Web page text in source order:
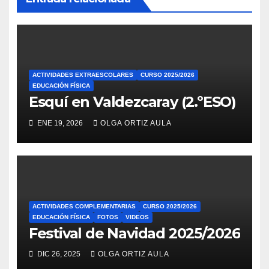
ACTIVIDADES EXTRAESCOLARES
CURSO 2025/2026
EDUCACIÓN FÍSICA
Esquí en Valdezcaray (2.ºESO)
ENE 19, 2026 OLGA ORTIZ AULA
ACTIVIDADES COMPLEMENTARIAS
CURSO 2025/2026
EDUCACIÓN FÍSICA
FOTOS VIDEOS
Festival de Navidad 2025/2026
DIC 26, 2025 OLGA ORTIZ AULA